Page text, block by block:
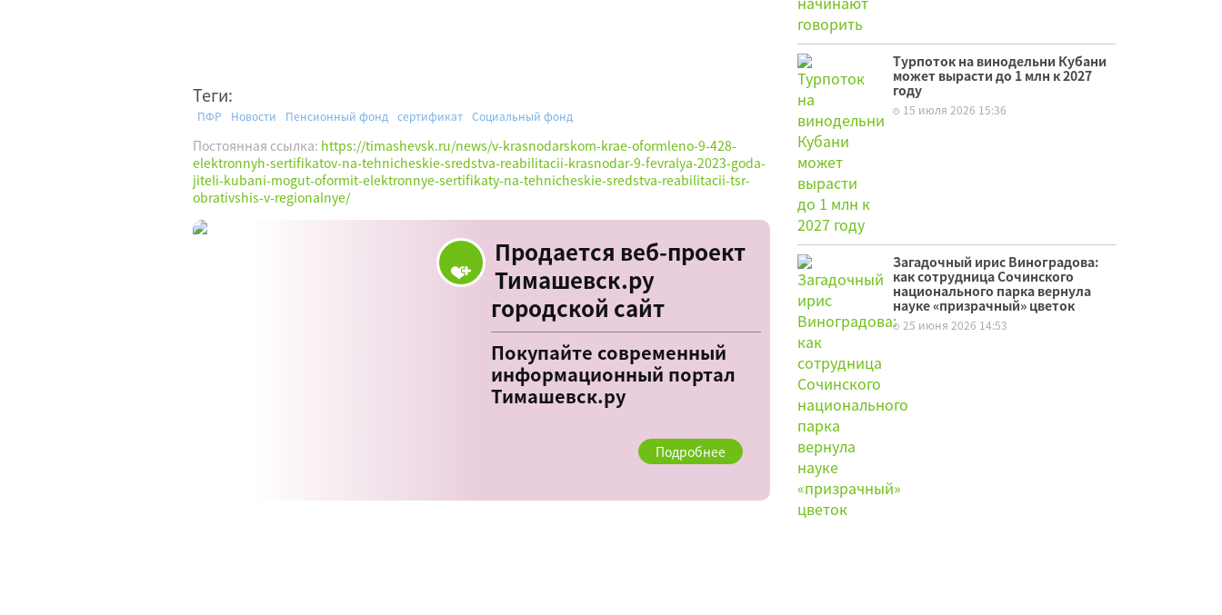
Теги:
ПФР Новости Пенсионный фонд сертификат Социальный фонд
Постоянная ссылка: https://timashevsk.ru/news/v-krasnodarskom-krae-oformleno-9-428-
elektronnyh-sertifikatov-na-tehnicheskie-sredstva-reabilitacii-krasnodar-9-fevralya-2023-goda-
jiteli-kubani-mogut-oformit-elektronnye-sertifikaty-na-tehnicheskie-sredstva-reabilitacii-tsr-
obrativshis-v-regionalnye/
Продается веб-проект
Тимашевск.ру
городской сайт
Покупайте современный
информационный портал
Тимашевск.ру
Подробнее
Турпоток на винодельни Кубани
может вырасти до 1 млн к 2027
году
15 июля 2026 15:36
Загадочный ирис Виноградова:
как сотрудница Сочинского
национального парка вернула
науке «призрачный» цветок
25 июня 2026 14:53